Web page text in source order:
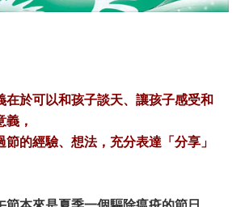
在於可以和孩子談天、讓孩子感受和
義，
的經驗、想法，充分表達「分享」